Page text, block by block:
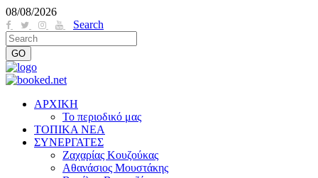
08/08/2026
Search
ΑΡΧΙΚΗ
Το περιοδικό μας
ΤΟΠΙΚΑ ΝΕΑ
ΣΥΝΕΡΓΑΤΕΣ
Ζαχαρίας Κουζούκας
Αθανάσιος Μουστάκης